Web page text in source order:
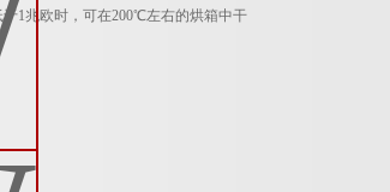
于1兆欧时，可在200℃左右的烘箱中干